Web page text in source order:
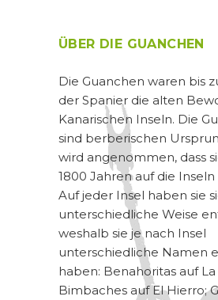
ÜBER DIE GUANCHEN
Die Guanchen waren bis
der Spanier die alten
Kanarischen Inseln. Die
sind berberischen
wird angenommen, dass
1800 Jahren auf die
Auf jeder Insel haben sie
unterschiedliche Weise
weshalb sie je nach Insel
unterschiedliche Namen
haben: Benahoritas auf
Bimbaches auf El Hierro;